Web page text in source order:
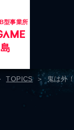
型事業所
TOPICS 鬼は外